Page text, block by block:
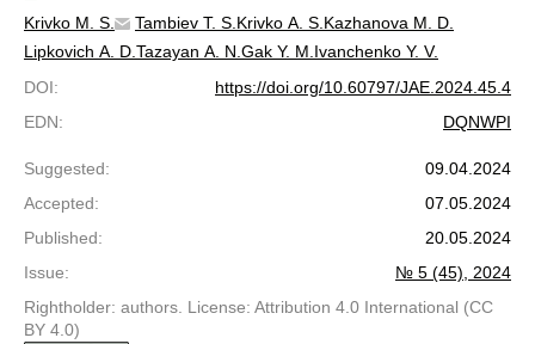
Krivko M. S. Tambiev T. S. Krivko A. S. Kazhanova M. D.
Lipkovich A. D. Tazayan A. N. Gak Y. M. Ivanchenko Y. V.
DOI:
https://doi.org/10.60797/JAE.2024.45.4
EDN: DQNWPI
Suggested:
09.04.2024
Accepted:
07.05.2024
Published:
20.05.2024
Issue:
№ 5 (45), 2024
Rightholder: authors. License: Attribution 4.0 International (CC
BY 4.0)